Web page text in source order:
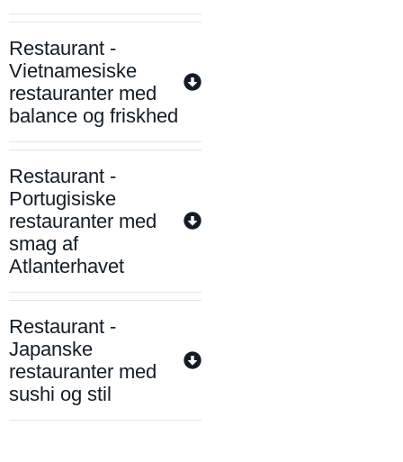
Restaurant -
Vietnamesiske
restauranter med
balance og friskhed
Restaurant -
Portugisiske
restauranter med
smag af
Atlanterhavet
Restaurant -
Japanske
restauranter med
sushi og stil